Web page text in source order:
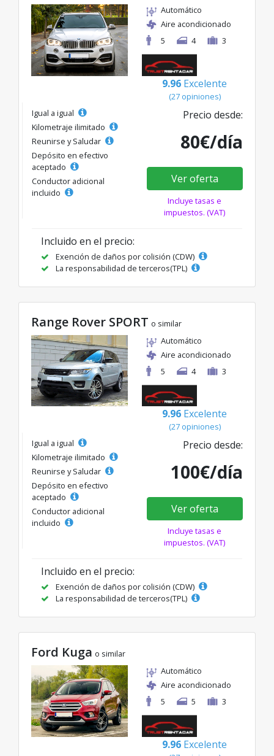
Automático
Aire acondicionado
5
4 3
9.96 Excelente
(27 opiniones)
Igual a igual
Kilometraje ilimitado
Reunirse y Saludar
Depósito en efectivo
aceptado
Conductor adicional
incluido
Precio desde:
80€/día
Ver oferta
Incluye tasas e
impuestos. (VAT)
Incluido en el precio:
Exención de daños por colisión (CDW)
La responsabilidad de terceros(TPL)
Range Rover SPORT o similar
Automático
Aire acondicionado
5
4 3
9.96 Excelente
(27 opiniones)
Igual a igual
Kilometraje ilimitado
Reunirse y Saludar
Depósito en efectivo
aceptado
Conductor adicional
incluido
Precio desde:
100€/día
Ver oferta
Incluye tasas e
impuestos. (VAT)
Incluido en el precio:
Exención de daños por colisión (CDW)
La responsabilidad de terceros(TPL)
Ford Kuga o similar
Automático
Aire acondicionado
5
5 3
9.96 Excelente